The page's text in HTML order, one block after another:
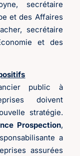
secrétaire
et des Affaires
secrétaire
et des
public à
doivent
stratégie.
Prospection,
a
assurées